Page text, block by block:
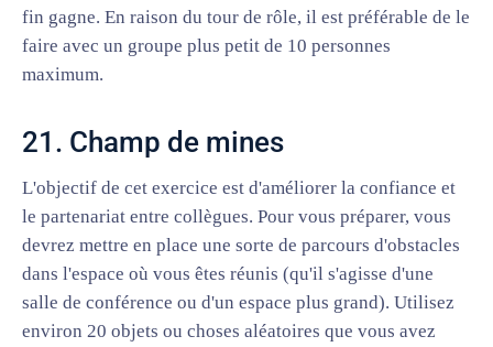
fin gagne. En raison du tour de rôle, il est préférable de le
faire avec un groupe plus petit de 10 personnes
maximum.
21. Champ de mines
L'objectif de cet exercice est d'améliorer la confiance et
le partenariat entre collègues. Pour vous préparer, vous
devrez mettre en place une sorte de parcours d'obstacles
dans l'espace où vous êtes réunis (qu'il s'agisse d'une
salle de conférence ou d'un espace plus grand). Utilisez
environ 20 objets ou choses aléatoires que vous avez